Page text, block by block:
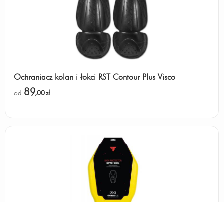
Ochraniacz kolan i łokci RST Contour Plus Visco
od 89,00zł